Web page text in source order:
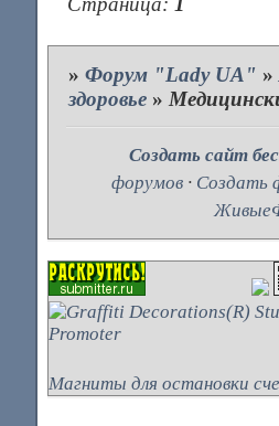
»Форум "Lady UA" »
здоровье »
Создать сайт
форумов · Создать
Магниты для остановки